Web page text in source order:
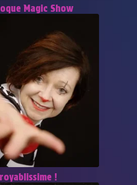
Magic Show
!